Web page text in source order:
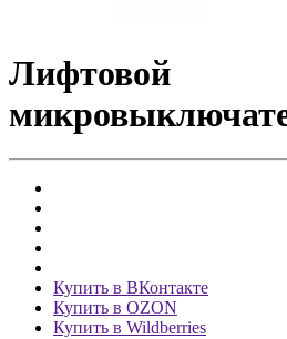
Лифтовой
Купить в ВКонтакте
Купить в OZON
Купить в Wildberries